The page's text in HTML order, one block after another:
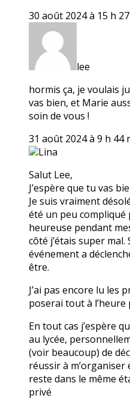
30 août 2024 à 15 h
lee
hormis ça, je voulais
vas bien, et Marie
soin de vous !
31 août 2024 à 9 h 44
Lina
Salut Lee,
J’espère que tu vas
Je suis vraiment
été un peu compliqué
heureuse pendant
côté j’étais super
événement a
être.
J’ai pas encore lu les
poserai tout à l’heure
En tout cas j’espère
au lycée,
(voir beaucoup) de
réussir à m’organiser
reste dans le même
privé